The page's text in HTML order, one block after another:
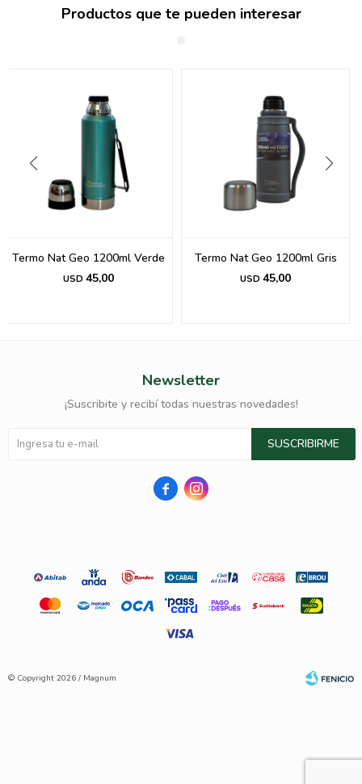
Productos que te pueden interesar
Termo Nat Geo 1200ml Verde
USD 45,00
Termo Nat Geo 1200ml Gris
USD 45,00
Newsletter
¡Suscribite y recibí todas nuestras novedades!
SUSCRIBIRME
 
© Copyright 2026 / Magnum